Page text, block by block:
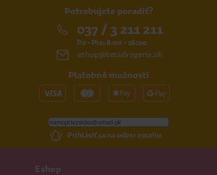
Potrebujete poradiť?
037 / 3 211 211
Po - Pia: 8:00 - 16:00
eshop@tetadrogerie.sk
Platobné možnosti
Prihlásiť sa na odber emailu
Eshop